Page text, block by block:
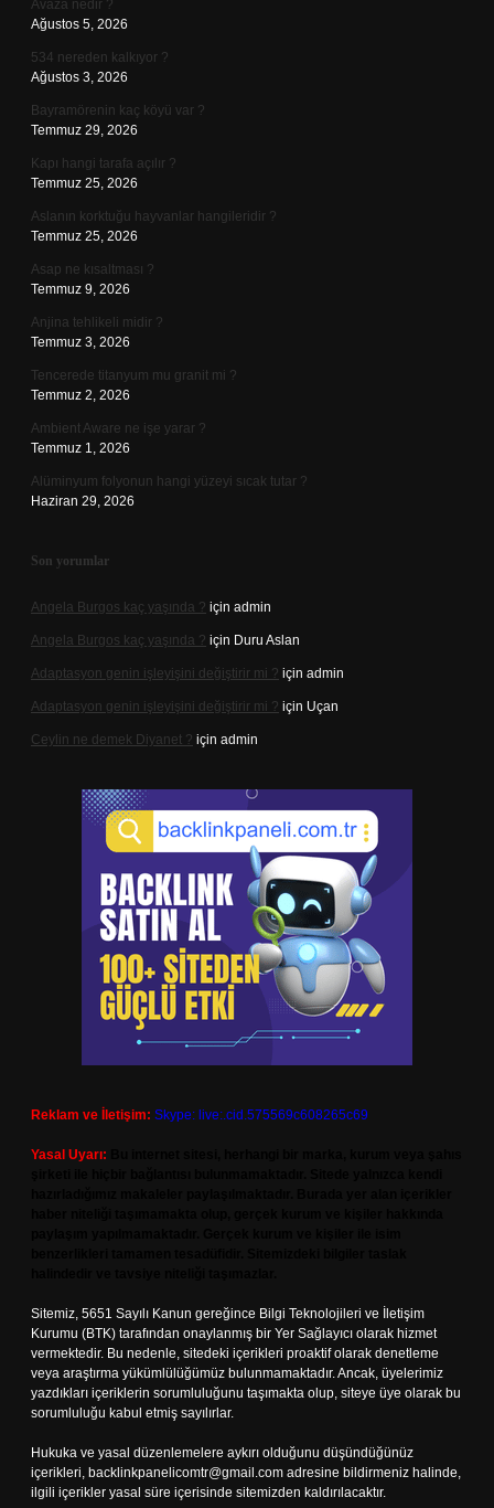
Avaza nedir ?
Ağustos 5, 2026
534 nereden kalkıyor ?
Ağustos 3, 2026
Bayramörenin kaç köyü var ?
Temmuz 29, 2026
Kapı hangi tarafa açılır ?
Temmuz 25, 2026
Aslanın korktuğu hayvanlar hangileridir ?
Temmuz 25, 2026
Asap ne kısaltması ?
Temmuz 9, 2026
Anjina tehlikeli midir ?
Temmuz 3, 2026
Tencerede titanyum mu granit mi ?
Temmuz 2, 2026
Ambient Aware ne işe yarar ?
Temmuz 1, 2026
Alüminyum folyonun hangi yüzeyi sıcak tutar ?
Haziran 29, 2026
Son yorumlar
Angela Burgos kaç yaşında ? için admin
Angela Burgos kaç yaşında ? için Duru Aslan
Adaptasyon genin işleyişini değiştirir mi ? için admin
Adaptasyon genin işleyişini değiştirir mi ? için Uçan
Ceylin ne demek Diyanet ? için admin
Reklam ve İletişim: Skype: live:.cid.575569c608265c69
Yasal Uyarı:
Sitemiz, 5651 Sayılı Kanun gereğince Bilgi Teknolojileri ve İletişim
Kurumu (BTK) tarafından onaylanmış bir Yer Sağlayıcı olarak hizmet
vermektedir. Bu nedenle, sitedeki içerikleri proaktif olarak denetleme
veya araştırma yükümlülüğümüz bulunmamaktadır. Ancak, üyelerimiz
yazdıkları içeriklerin sorumluluğunu taşımakta olup, siteye üye olarak bu
sorumluluğu kabul etmiş sayılırlar.
Hukuka ve yasal düzenlemelere aykırı olduğunu düşündüğünüz
içerikleri, backlinkpanelicomtr@gmail.com adresine bildirmeniz halinde,
ilgili içerikler yasal süre içerisinde sitemizden kaldırılacaktır.